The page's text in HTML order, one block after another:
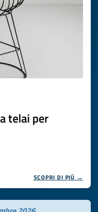
telai per
SCOPRI DI PIÙ →